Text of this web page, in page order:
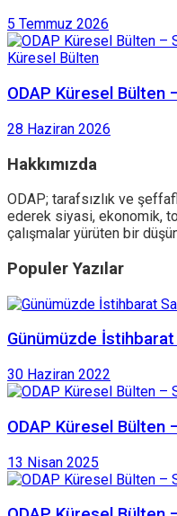
5 Temmuz 2026
Küresel Bülten
ODAP Küresel Bülten
28 Haziran 2026
Hakkımızda
ODAP; tarafsızlık ve
ederek siyasi, ekonomik,
çalışmalar yürüten bir
Populer Yazılar
Günümüzde İstihbarat
30 Haziran 2022
ODAP Küresel Bülten
13 Nisan 2025